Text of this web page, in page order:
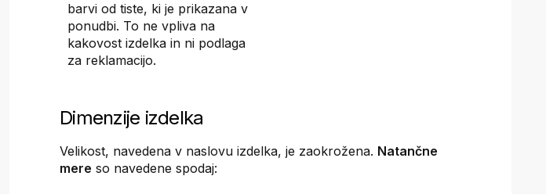
barvi od tiste, ki je prikazana v
ponudbi. To ne vpliva na
kakovost izdelka in ni podlaga
za reklamacijo.
Dimenzije izdelka
Velikost, navedena v naslovu izdelka, je zaokrožena. Natančne
mere so navedene spodaj: